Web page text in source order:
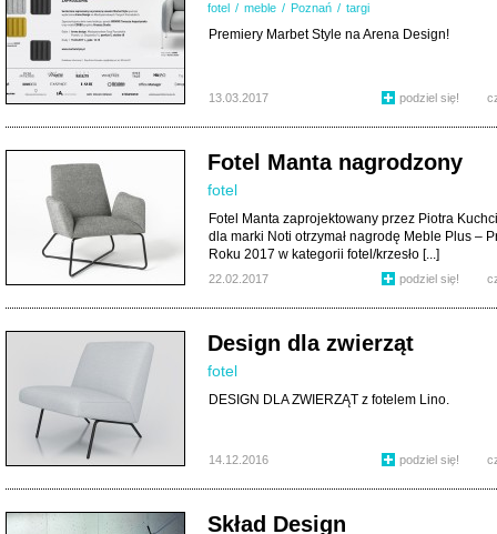
fotel / meble / Poznań / targi
Premiery Marbet Style na Arena Design!
13.03.2017 podziel się!
Fotel Manta nagrodzony
fotel
Fotel Manta zaprojektowany przez Piotra
dla marki Noti otrzymał nagrodę Meble Plus –
Roku 2017 w kategorii fotel/krzesło [...]
22.02.2017 podziel się!
Design dla zwierząt
fotel
DESIGN DLA ZWIERZĄT z fotelem Lino.
14.12.2016 podziel się!
Skład Design